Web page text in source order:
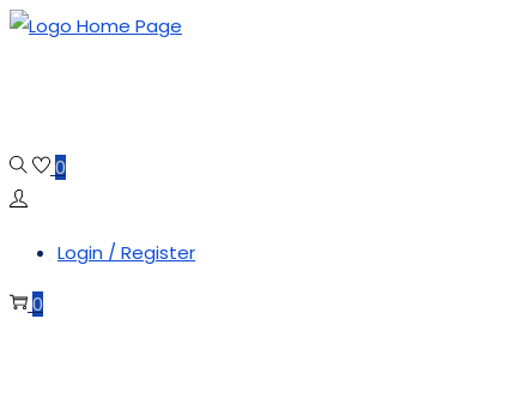
Skip
Skip
0
Login / Register
0